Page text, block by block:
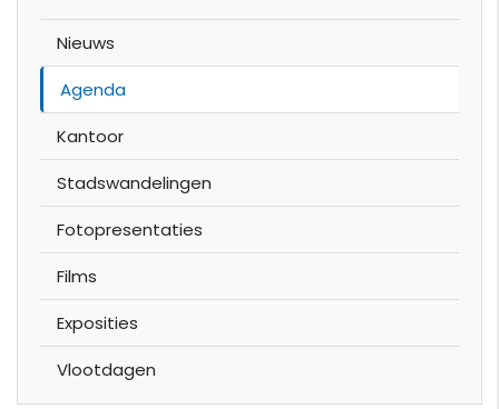
Nieuws
Agenda
Kantoor
Stadswandelingen
Fotopresentaties
Films
Exposities
Vlootdagen